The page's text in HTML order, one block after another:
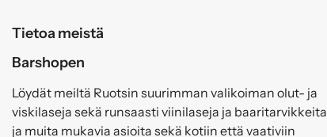
Tietoa meistä
Barshopen
Löydät meiltä Ruotsin suurimman valikoiman olut- ja
viskilaseja sekä runsaasti viinilaseja ja baaritarvikkeita
ja muita mukavia asioita sekä kotiin että vaativiin